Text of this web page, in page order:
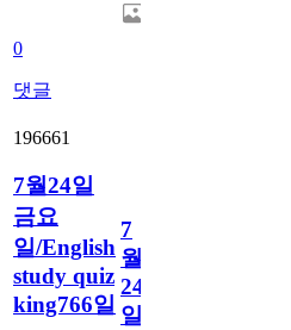
0
댓글
196661
7월24일
금요
일/English
study quiz
king766일
7
월
24
일